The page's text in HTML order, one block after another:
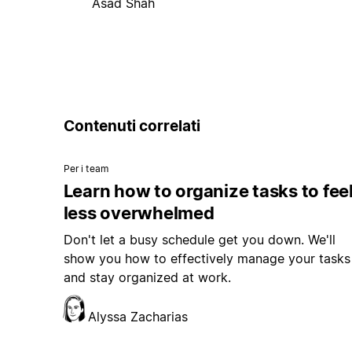
Contenuti correlati
Per i team
Learn how to organize tasks to feel
less overwhelmed
Don't let a busy schedule get you down. We'll
show you how to effectively manage your tasks
and stay organized at work.
Alyssa Zacharias